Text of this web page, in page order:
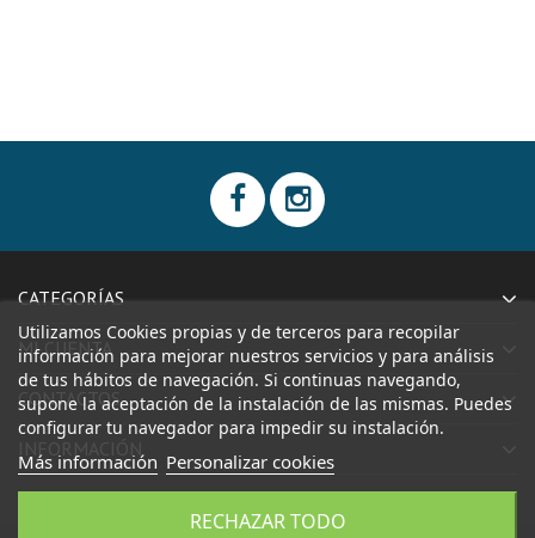
CATEGORÍAS
MI CUENTA
CONTACTOS
Utilizamos Cookies propias y de terceros para recopilar
información para mejorar nuestros servicios y para análisis
de tus hábitos de navegación. Si continuas navegando,
supone la aceptación de la instalación de las mismas. Puedes
configurar tu navegador para impedir su instalación.
Más información Personalizar cookies
RECHAZAR TODO